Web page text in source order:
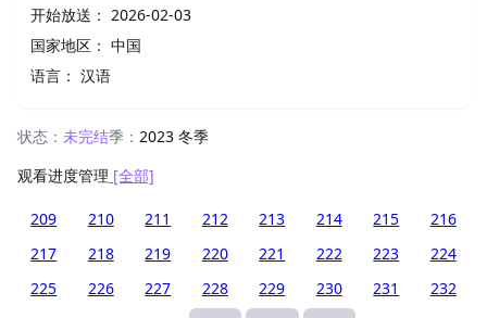
开始放送： 2026-02-03
国家地区： 中国
语言： 汉语
状态： 未完结季： 2023 冬季
观看进度管理 [全部]
209 210 211 212 213 214 215
216
217
218 219 220 221 222 223
224
225
226 227 228 229 230 231
232